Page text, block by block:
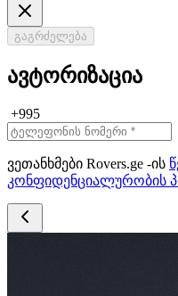
გაგრძელება
ავტორიზაცია
+995
ვეთანხმები Rovers.ge -ის
კონფიდენციალურობის